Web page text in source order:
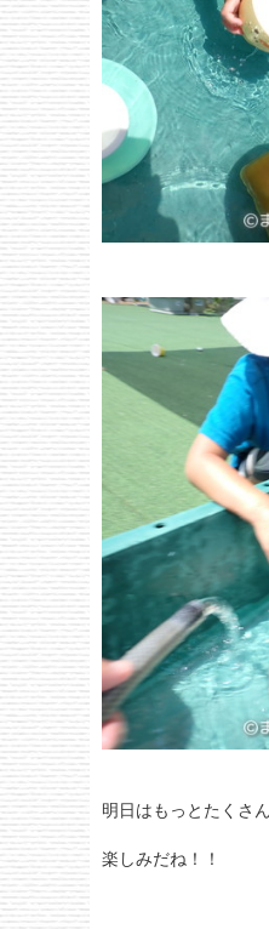
明日はもっとたくさ
楽しみだね！！